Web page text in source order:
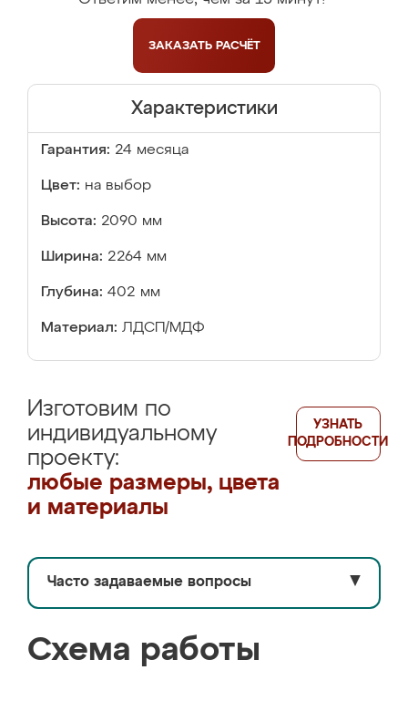
ЗАКАЗАТЬ РАСЧЁТ
Характеристики
Гарантия: 24 месяца
Цвет: на выбор
Высота: 2090 мм
Ширина: 2264 мм
Глубина: 402 мм
Материал: ЛДСП/МДФ
Изготовим по
индивидуальному
проекту:
любые размеры, цвета
и материалы
УЗНАТЬ
ПОДРОБНОСТИ
Часто задаваемые вопросы ▼
Схема работы